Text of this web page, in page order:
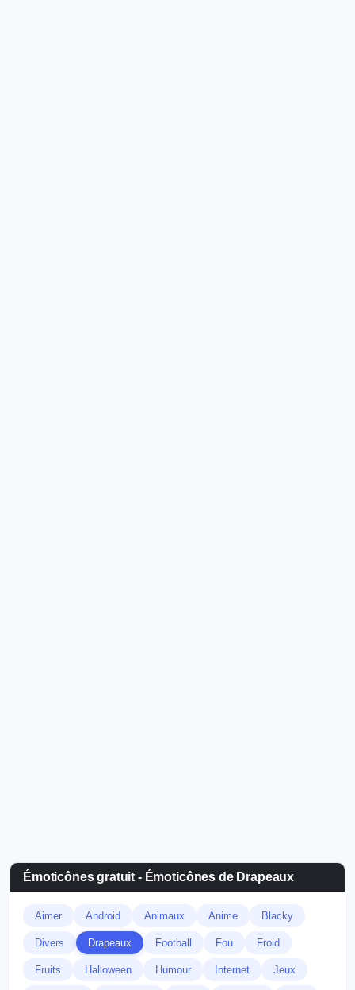
Émoticônes gratuit - Émoticônes de Drapeaux
Aimer Android Animaux Anime Blacky
Divers Drapeaux Football Fou Froid
Fruits Halloween Humour Internet Jeux